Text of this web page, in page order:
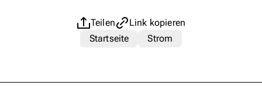
Teilen
Link kopieren
Startseite
Strom